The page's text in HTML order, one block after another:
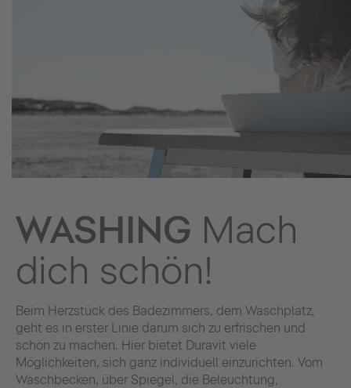
WASHING Mach
dich schön!
Beim Herzstück des Badezimmers, dem Waschplatz,
geht es in erster Linie darum sich zu erfrischen und
schön zu machen. Hier bietet Duravit viele
Möglichkeiten, sich ganz individuell einzurichten. Vom
Waschbecken, über Spiegel, die Beleuchtung,